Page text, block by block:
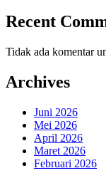
Recent
Tidak ada komentar
Archives
Juni 2026
Mei 2026
April 2026
Maret 2026
Februari 2026